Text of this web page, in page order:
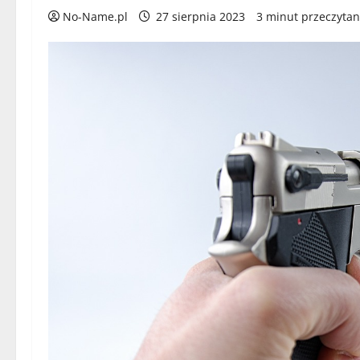
No-Name.pl 27 sierpnia 2023 3 minut